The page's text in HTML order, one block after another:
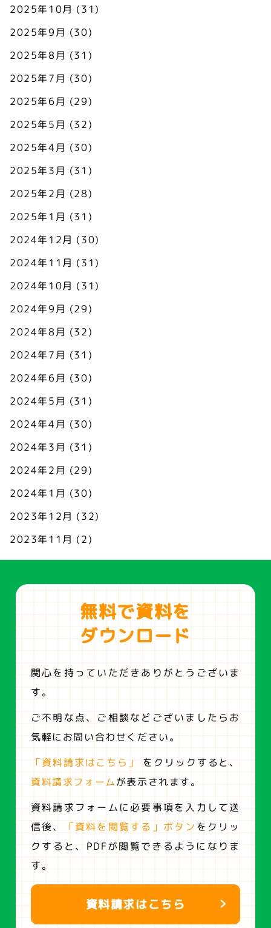
2025年10月 (31)
2025年9月 (30)
2025年8月 (31)
2025年7月 (30)
2025年6月 (29)
2025年5月 (32)
2025年4月 (30)
2025年3月 (31)
2025年2月 (28)
2025年1月 (31)
2024年12月 (30)
2024年11月 (31)
2024年10月 (31)
2024年9月 (29)
2024年8月 (32)
2024年7月 (31)
2024年6月 (30)
2024年5月 (31)
2024年4月 (30)
2024年3月 (31)
2024年2月 (29)
2024年1月 (30)
2023年12月 (32)
2023年11月 (2)
無料で資料を
ダウンロード
関心を持っていただきありがとうございま
す。
ご不明な点、ご相談などございましたらお
気軽にお問い合わせください。
「資料請求はこちら」
をクリックすると、
資料請求フォームが表示されます。
資料請求フォームに必要事項を入力して送
信後、
「資料を閲覧する」ボタン をクリッ
クすると、 PDFが閲覧できるようになりま
す。
資料請求はこちら